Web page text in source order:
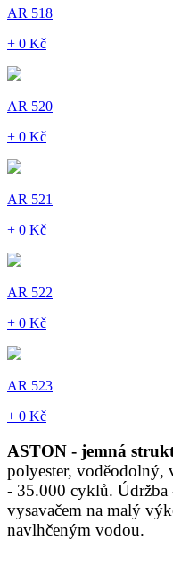
AR 518
+ 0 Kč
AR 520
+ 0 Kč
AR 521
+ 0 Kč
AR 522
+ 0 Kč
AR 523
+ 0 Kč
ASTON - jemná
polyester, voděodolný,
- 35.000 cyklů. Údržba
vysavačem na malý
navlhčeným vodou.